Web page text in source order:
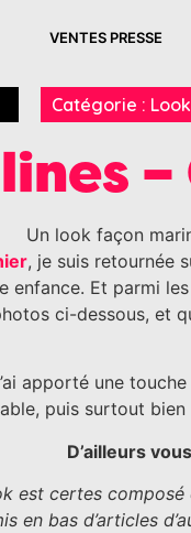
VENTES PRESSE
Catégorie : Look
Un look façon
, je suis retournée
enfance. Et parmi
ci-dessous, et
apporté une
puis surtout
D’ailleurs
est certes
en bas d’articles